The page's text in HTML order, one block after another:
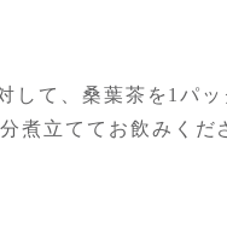
して、桑葉茶を1パ
煮立ててお飲みくだ